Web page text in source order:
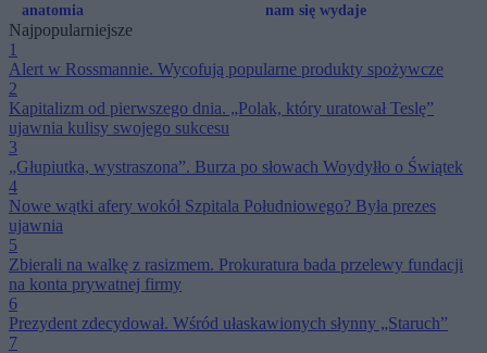
anatomia
nam się wydaje
Najpopularniejsze
1
Alert w Rossmannie. Wycofują popularne produkty spożywcze
2
Kapitalizm od pierwszego dnia. „Polak, który uratował Teslę”
ujawnia kulisy swojego sukcesu
3
„Głupiutka, wystraszona”. Burza po słowach Woydyłło o Świątek
4
Nowe wątki afery wokół Szpitala Południowego? Była prezes
ujawnia
5
Zbierali na walkę z rasizmem. Prokuratura bada przelewy fundacji
na konta prywatnej firmy
6
Prezydent zdecydował. Wśród ułaskawionych słynny „Staruch”
7